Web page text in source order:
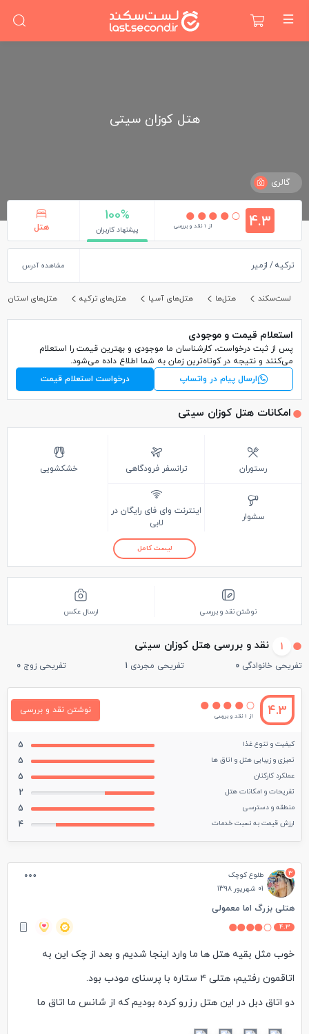
هتل کوزان سیتی
گالری
4.3 از 1 نقد و بررسی
100%
پیشنهاد کاربران هتل
ترکیه ازمیر مشاهده آدرس
لست‌سکند هتل‌ها هتل‌های آسیا هتل‌های ترکیه هتل‌های استان
استعلام قیمت و موجودی
پس از ثبت درخواست، کارشناسان ما موجودی و بهترین قیمت را استعلام
می‌کنند و نتیجه در کوتاه‌ترین زمان به شما اطلاع داده می‌شود.
ارسال پیام در واتساپ
درخواست استعلام قیمت
امکانات هتل کوزان سیتی
رستوران ترانسفر فرودگاهی خشکشویی
سشوار
اینترنت وای فای رایگان در
لابی
لیست کامل
نوشتن نقد و بررسی ارسال عکس
1 نقد و بررسی هتل کوزان سیتی
تفریحی خانوادگی 0 تفریحی مجردی 1 تفریحی زوج 0
4.3 از 1 نقد و بررسی
نوشتن نقد و بررسی
کیفیت و تنوع غذا 5
تمیزی و زیبایی هتل و اتاق ها 5
عملکرد کارکنان 5
تفریحات و امکانات هتل 2
منطقه و دسترسی 5
ارزش قیمت به نسبت خدمات 4
3
طلوع کوچک
01 شهریور 1398
هتلی بزرگ اما معمولی
4.3
خوب مثل بقیه هتل ها ما وارد اینجا شدیم و بعد از چک این به
اتاقمون رفتیم، هتلی ۴ ستاره با پرسنای مودب بود.
دو اتاق دبل در این هتل رزرو کرده بودیم که از شانس ما اتاق ما
کولرش خراب بود و تا روز آخر هم نیومدن درستش کنند و فقط می